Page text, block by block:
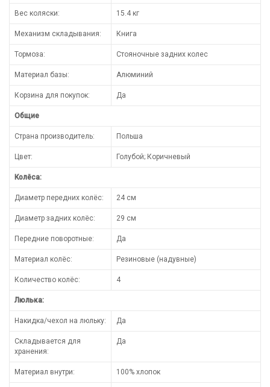
Вес коляски: 15.4 кг
Механизм складывания: Книга
Тормоза: Стояночные задних колес
Материал базы: Алюминий
Корзина для покупок: Да
Общие
Страна производитель: Польша
Цвет: Голубой; Коричневый
Колёса:
Диаметр передних колёс: 24 см
Диаметр задних колёс: 29 см
Передние поворотные: Да
Материал колёс: Резиновые (надувные)
Количество колёс: 4
Люлька:
Накидка/чехол на люльку: Да
Складывается для
хранения:
Да
Материал внутри: 100% хлопок